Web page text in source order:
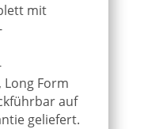
mit
Form
auf
geliefert.